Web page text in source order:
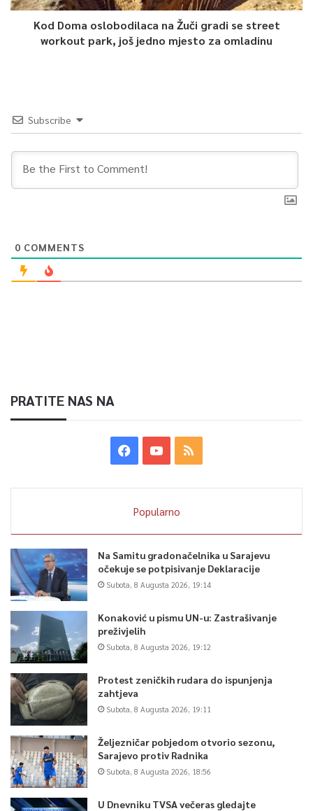
Kod Doma oslobodilaca na Žuči gradi se street
workout park, još jedno mjesto za omladinu
Subscribe
0 COMMENTS
PRATITE NAS NA
Popularno
Na Samitu gradonačelnika u Sarajevu
očekuje se potpisivanje Deklaracije
Subota, 8 Augusta 2026, 19:14
Konaković u pismu UN-u: Zastrašivanje
preživjelih
Subota, 8 Augusta 2026, 19:12
Protest zeničkih rudara do ispunjenja
zahtjeva
Subota, 8 Augusta 2026, 19:11
Željezničar pobjedom otvorio sezonu,
Sarajevo protiv Radnika
Subota, 8 Augusta 2026, 18:56
U Dnevniku TVSA večeras gledajte